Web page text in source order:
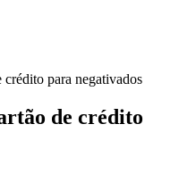
para negativados
de crédito